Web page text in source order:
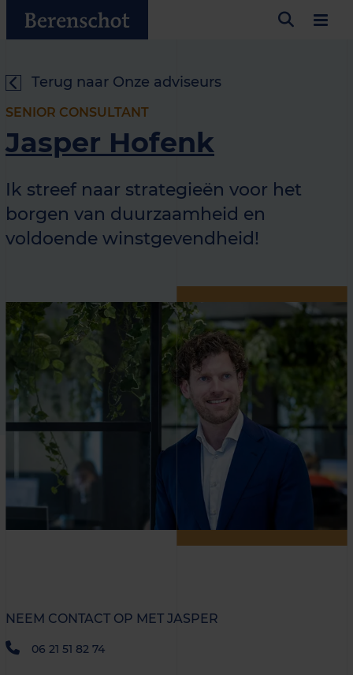
Terug naar Onze adviseurs
SENIOR CONSULTANT
Jasper Hofenk
Ik streef naar strategieën voor het
borgen van duurzaamheid en
voldoende winstgevendheid!
NEEM CONTACT OP MET JASPER
06 21 51 82 74